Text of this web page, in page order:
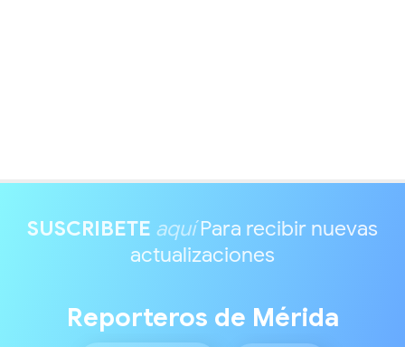
SUSCRIBETE aquíPara recibir nuevas
actualizaciones
Reporteros de Mérida